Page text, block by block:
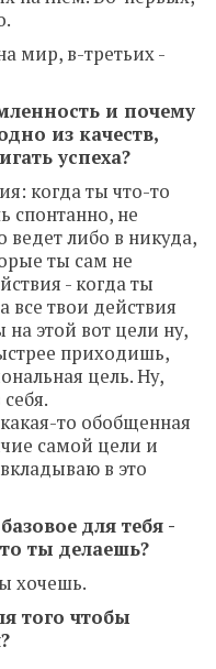
мир, в-третьих -
и почему
из качеств,
успеха?
когда ты что-то
спонтанно, не
ведет либо в никуда,
ты сам не
- когда ты
все твои действия
этой вот цели ну,
приходишь,
цель. Ну,
то обобщенная
самой цели и
в это
для тебя -
ты делаешь?
хочешь.
того чтобы